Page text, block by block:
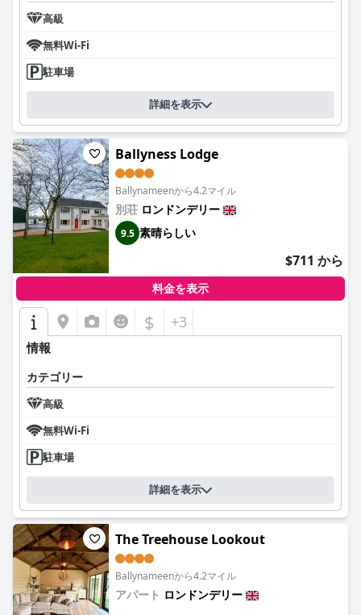
高級
無料Wi-Fi
駐車場
詳細を表示
Ballyness Lodge
Ballynameenから4.2マイル
別荘 ロンドンデリー
9.5 素晴らしい
$711 から
料金を表示
$ +3
情報
カテゴリー
高級
無料Wi-Fi
駐車場
詳細を表示
The Treehouse Lookout
Ballynameenから4.2マイル
アパート ロンドンデリー